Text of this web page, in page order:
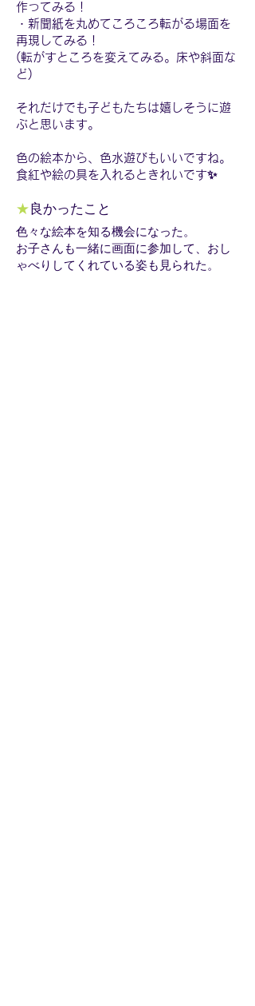
作ってみる！
・新聞紙を丸めてころころ転がる場面を
再現してみる！
(転がすところを変えてみる。床や斜面な
ど)
それだけでも子どもたちは嬉しそうに遊
ぶと思います。
色の絵本から、色水遊びもいいですね。
食紅や絵の具を入れるときれいです✨
★良かったこと
色々な絵本を知る機会になった。
お子さんも一緒に画面に参加して、おし
ゃべりしてくれている姿も見られた。